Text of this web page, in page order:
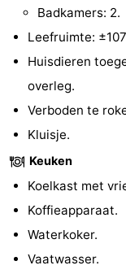
Steden
Sporten
-
Fietsen
-
Paardrijden
-
Badkamers: 2.
Leefruimte:
Huisdieren
overleg.
Verboden te
Kluisje.
Keuken
Koelkast met
Koffieapparaat.
Waterkoker.
Vaatwasser.